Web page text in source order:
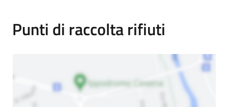
Punti di raccolta rifiuti